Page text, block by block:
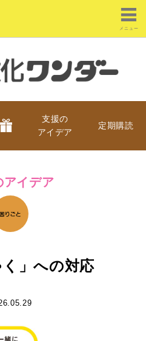
メニュー
支援の
アイデア
定期購読
アイデア
く」への対応